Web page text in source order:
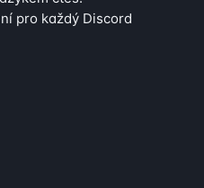
pro každý Discord